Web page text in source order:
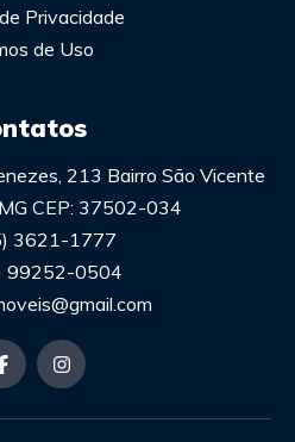
Privacidade
de Uso
213 Bairro São Vicente
CEP: 37502-034
3621-1777
99252-0504